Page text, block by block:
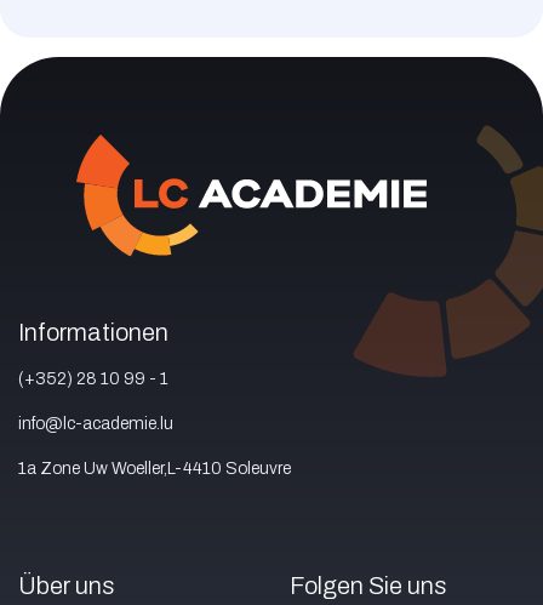
Informationen
(+352) 28 10 99 - 1
info@lc-academie.lu
1a Zone Uw Woeller,L-4410 Soleuvre
Über uns Folgen Sie uns